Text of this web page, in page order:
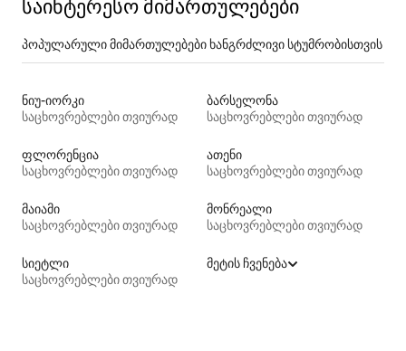
საინტერესო მიმართულებები
პოპულარული მიმართულებები ხანგრძლივი სტუმრობისთვის
ნიუ-იორკი
საცხოვრებლები თვიურად
ბარსელონა
საცხოვრებლები თვიურად
ფლორენცია
საცხოვრებლები თვიურად
ათენი
საცხოვრებლები თვიურად
მაიამი
საცხოვრებლები თვიურად
მონრეალი
საცხოვრებლები თვიურად
სიეტლი
საცხოვრებლები თვიურად
მეტის ჩვენება